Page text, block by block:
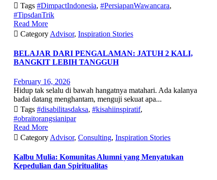
 Tags #DimpactIndonesia, #PersiapanWawancara,
#TipsdanTrik
Read More
 Category Advisor, Inspiration Stories
BELAJAR DARI PENGALAMAN: JATUH 2 KALI,
BANGKIT LEBIH TANGGUH
February 16, 2026
Hidup tak selalu di bawah hangatnya matahari. Ada kalanya
badai datang menghantam, menguji sekuat apa...
 Tags #disabilitasdaksa, #kisahiinspiratif,
#obraitorangsianipar
Read More
 Category Advisor, Consulting, Inspiration Stories
Kalbu Mulia: Komunitas Alumni yang Menyatukan
Kepedulian dan Spiritualitas